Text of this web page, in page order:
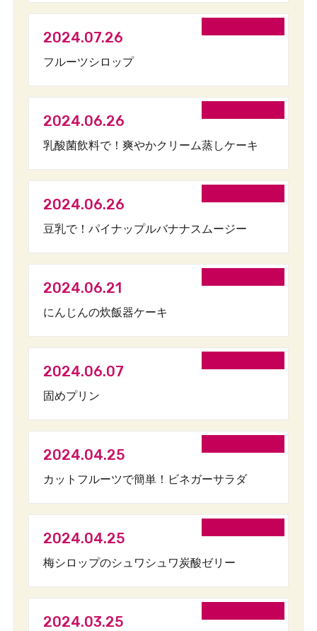
2024.07.26
フルーツシロップ
2024.06.26
乳酸菌飲料で！爽やかクリーム蒸しケーキ
2024.06.26
豆乳で！パイナップルバナナスムージー
2024.06.21
にんじんの炊飯器ケーキ
2024.06.07
固めプリン
2024.04.25
カットフルーツで簡単！ビネガーサラダ
2024.04.25
梅シロップのシュワシュワ炭酸ゼリー
2024.03.25